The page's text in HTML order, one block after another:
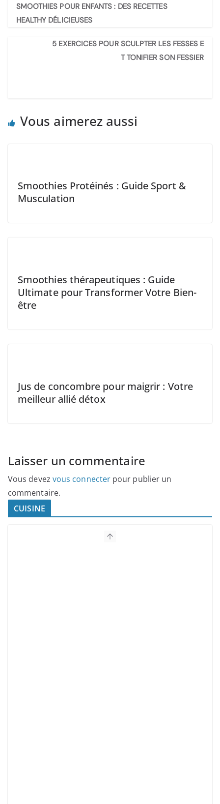
SMOOTHIES POUR ENFANTS : DES RECETTES
HEALTHY DÉLICIEUSES
5 EXERCICES POUR SCULPTER LES FESSES E
T TONIFIER SON FESSIER
Vous aimerez aussi
Smoothies Protéinés : Guide Sport &
Musculation
Smoothies thérapeutiques : Guide
Ultimate pour Transformer Votre Bien-
être
Jus de concombre pour maigrir : Votre
meilleur allié détox
Laisser un commentaire
Vous devez vous connecter pour publier un
commentaire.
CUISINE